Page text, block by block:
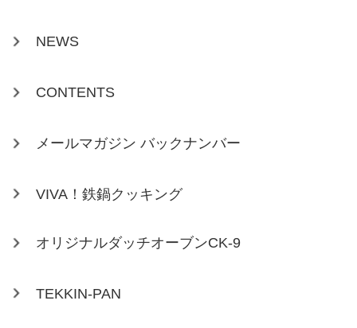
NEWS
CONTENTS
メールマガジン バックナンバー
VIVA！鉄鍋クッキング
オリジナルダッチオーブンCK-9
TEKKIN-PAN